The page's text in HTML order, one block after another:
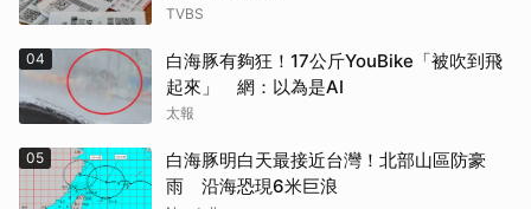
TVBS
04
白海豚有夠狂！17公斤YouBike「被吹到飛
起來」 網：以為是AI
太報
05
白海豚明白天最接近台灣！北部山區防豪
雨 沿海恐現6米巨浪